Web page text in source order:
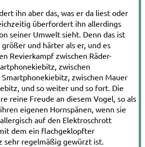
ihn aber das, was er da liest oder
überfordert ihn allerdings
seiner Umwelt sieht. Denn das ist
und härter als er, und es
Revierkampf zwischen Räder-
zwischen
zwischen Mauer
und so weiter und so fort. Die
reine Freude an diesem Vogel, so als
eigenen Hornspänen, wenn sie
auf den Elektroschrott
dem ein flachgeklopfter
sehr regelmäßig gewürzt ist.